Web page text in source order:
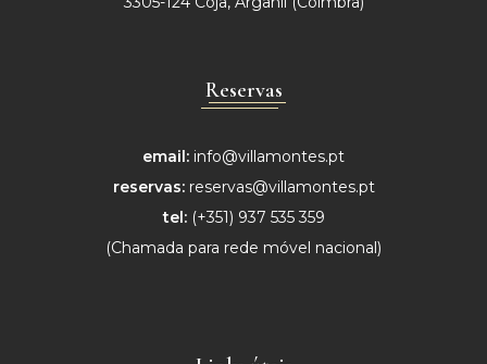
Reservas
email: info@villamontes.pt
reservas: reservas@villamontes.pt
tel:(+351) 937 535 359
(Chamada para rede móvel nacional)